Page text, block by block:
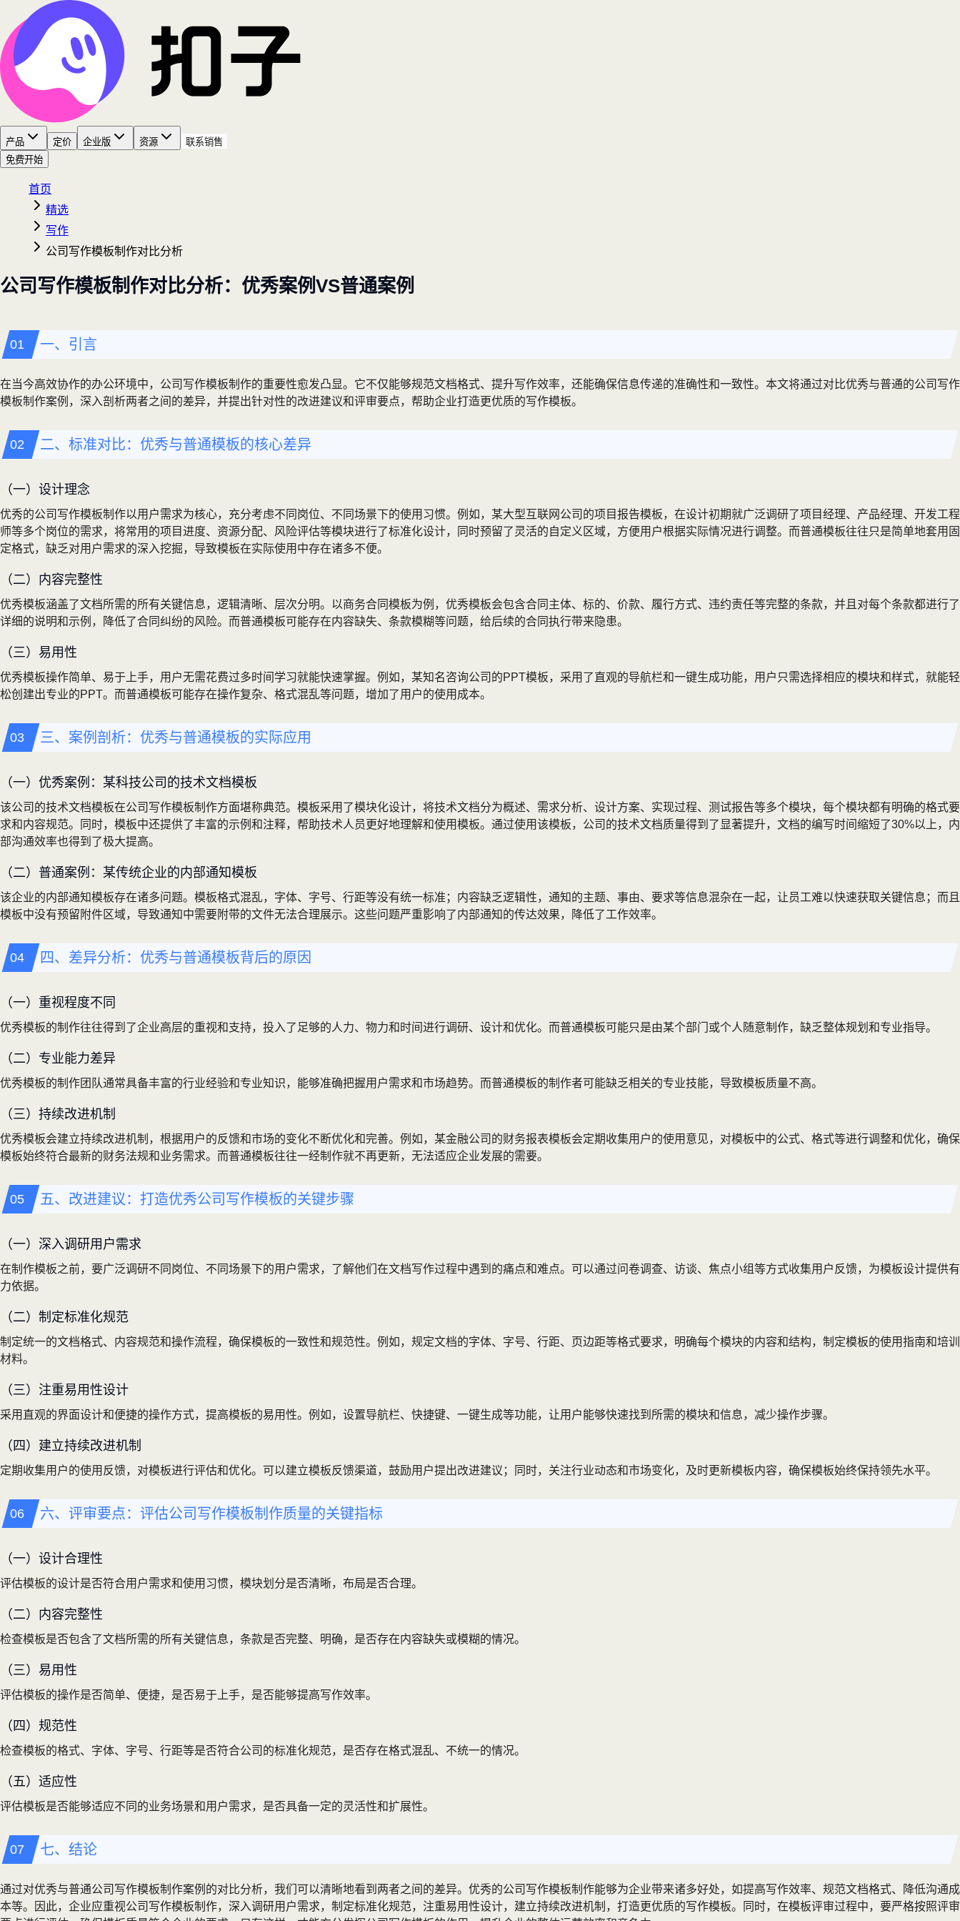
产品 定价 企业版 资源
联系销售
免费开始
首页
精选
写作
公司写作模板制作对比分析
公司写作模板制作对比分析：优秀案例VS普通案例
一、引言
在当今高效协作的办公环境中，公司写作模板制作的重要性愈发凸显。它不仅能够规范文档格式、提升写作效率，还能确保信息传递的准确性和一致性。本文将通过对比优秀与普通的公司写作
模板制作案例，深入剖析两者之间的差异，并提出针对性的改进建议和评审要点，帮助企业打造更优质的写作模板。
二、标准对比：优秀与普通模板的核心差异
（一）设计理念
优秀的公司写作模板制作以用户需求为核心，充分考虑不同岗位、不同场景下的使用习惯。例如，某大型互联网公司的项目报告模板，在设计初期就广泛调研了项目经理、产品经理、开发工程
师等多个岗位的需求，将常用的项目进度、资源分配、风险评估等模块进行了标准化设计，同时预留了灵活的自定义区域，方便用户根据实际情况进行调整。而普通模板往往只是简单地套用固
定格式，缺乏对用户需求的深入挖掘，导致模板在实际使用中存在诸多不便。
（二）内容完整性
优秀模板涵盖了文档所需的所有关键信息，逻辑清晰、层次分明。以商务合同模板为例，优秀模板会包含合同主体、标的、价款、履行方式、违约责任等完整的条款，并且对每个条款都进行了
详细的说明和示例，降低了合同纠纷的风险。而普通模板可能存在内容缺失、条款模糊等问题，给后续的合同执行带来隐患。
（三）易用性
优秀模板操作简单、易于上手，用户无需花费过多时间学习就能快速掌握。例如，某知名咨询公司的PPT模板，采用了直观的导航栏和一键生成功能，用户只需选择相应的模块和样式，就能轻
松创建出专业的PPT。而普通模板可能存在操作复杂、格式混乱等问题，增加了用户的使用成本。
三、案例剖析：优秀与普通模板的实际应用
（一）优秀案例：某科技公司的技术文档模板
该公司的技术文档模板在公司写作模板制作方面堪称典范。模板采用了模块化设计，将技术文档分为概述、需求分析、设计方案、实现过程、测试报告等多个模块，每个模块都有明确的格式要
求和内容规范。同时，模板中还提供了丰富的示例和注释，帮助技术人员更好地理解和使用模板。通过使用该模板，公司的技术文档质量得到了显著提升，文档的编写时间缩短了30%以上，内
部沟通效率也得到了极大提高。
（二）普通案例：某传统企业的内部通知模板
该企业的内部通知模板存在诸多问题。模板格式混乱，字体、字号、行距等没有统一标准；内容缺乏逻辑性，通知的主题、事由、要求等信息混杂在一起，让员工难以快速获取关键信息；而且
模板中没有预留附件区域，导致通知中需要附带的文件无法合理展示。这些问题严重影响了内部通知的传达效果，降低了工作效率。
四、差异分析：优秀与普通模板背后的原因
（一）重视程度不同
优秀模板的制作往往得到了企业高层的重视和支持，投入了足够的人力、物力和时间进行调研、设计和优化。而普通模板可能只是由某个部门或个人随意制作，缺乏整体规划和专业指导。
（二）专业能力差异
优秀模板的制作团队通常具备丰富的行业经验和专业知识，能够准确把握用户需求和市场趋势。而普通模板的制作者可能缺乏相关的专业技能，导致模板质量不高。
（三）持续改进机制
优秀模板会建立持续改进机制，根据用户的反馈和市场的变化不断优化和完善。例如，某金融公司的财务报表模板会定期收集用户的使用意见，对模板中的公式、格式等进行调整和优化，确保
模板始终符合最新的财务法规和业务需求。而普通模板往往一经制作就不再更新，无法适应企业发展的需要。
五、改进建议：打造优秀公司写作模板的关键步骤
（一）深入调研用户需求
在制作模板之前，要广泛调研不同岗位、不同场景下的用户需求，了解他们在文档写作过程中遇到的痛点和难点。可以通过问卷调查、访谈、焦点小组等方式收集用户反馈，为模板设计提供有
力依据。
（二）制定标准化规范
制定统一的文档格式、内容规范和操作流程，确保模板的一致性和规范性。例如，规定文档的字体、字号、行距、页边距等格式要求，明确每个模块的内容和结构，制定模板的使用指南和培训
材料。
（三）注重易用性设计
采用直观的界面设计和便捷的操作方式，提高模板的易用性。例如，设置导航栏、快捷键、一键生成等功能，让用户能够快速找到所需的模块和信息，减少操作步骤。
（四）建立持续改进机制
定期收集用户的使用反馈，对模板进行评估和优化。可以建立模板反馈渠道，鼓励用户提出改进建议；同时，关注行业动态和市场变化，及时更新模板内容，确保模板始终保持领先水平。
六、评审要点：评估公司写作模板制作质量的关键指标
（一）设计合理性
评估模板的设计是否符合用户需求和使用习惯，模块划分是否清晰，布局是否合理。
（二）内容完整性
检查模板是否包含了文档所需的所有关键信息，条款是否完整、明确，是否存在内容缺失或模糊的情况。
（三）易用性
评估模板的操作是否简单、便捷，是否易于上手，是否能够提高写作效率。
（四）规范性
检查模板的格式、字体、字号、行距等是否符合公司的标准化规范，是否存在格式混乱、不统一的情况。
（五）适应性
评估模板是否能够适应不同的业务场景和用户需求，是否具备一定的灵活性和扩展性。
七、结论
通过对优秀与普通公司写作模板制作案例的对比分析，我们可以清晰地看到两者之间的差异。优秀的公司写作模板制作能够为企业带来诸多好处，如提高写作效率、规范文档格式、降低沟通成
本等。因此，企业应重视公司写作模板制作，深入调研用户需求，制定标准化规范，注重易用性设计，建立持续改进机制，打造更优质的写作模板。同时，在模板评审过程中，要严格按照评审